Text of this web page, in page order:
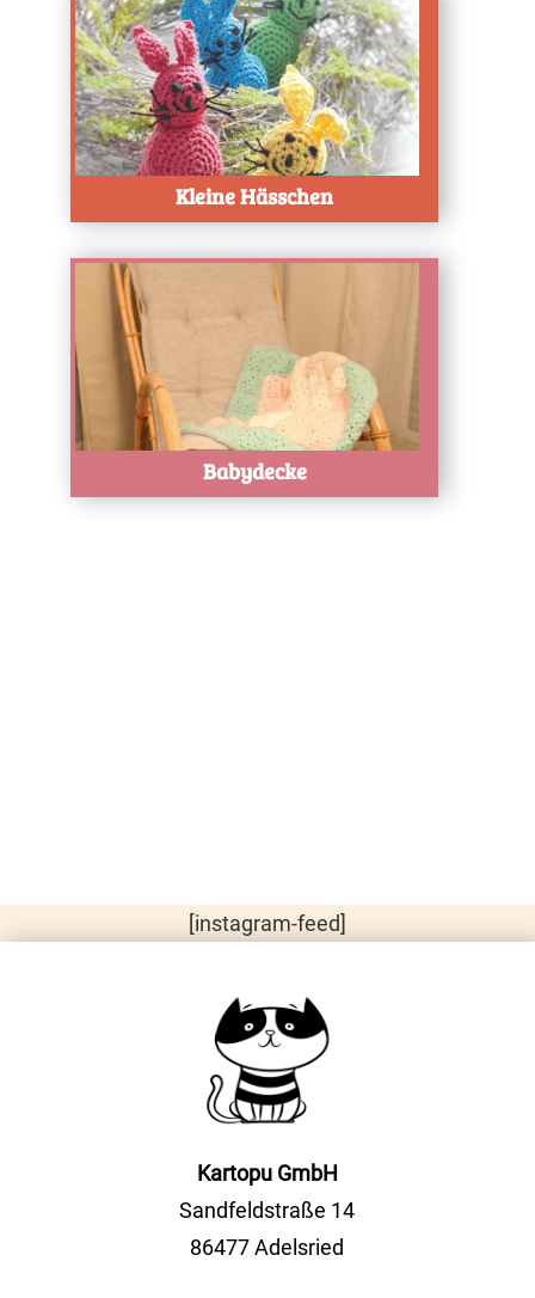
Test
Kleine Hässchen
Babydecke
[instagram-feed]
Kartopu GmbH
Sandfeldstraße 14
86477 Adelsried